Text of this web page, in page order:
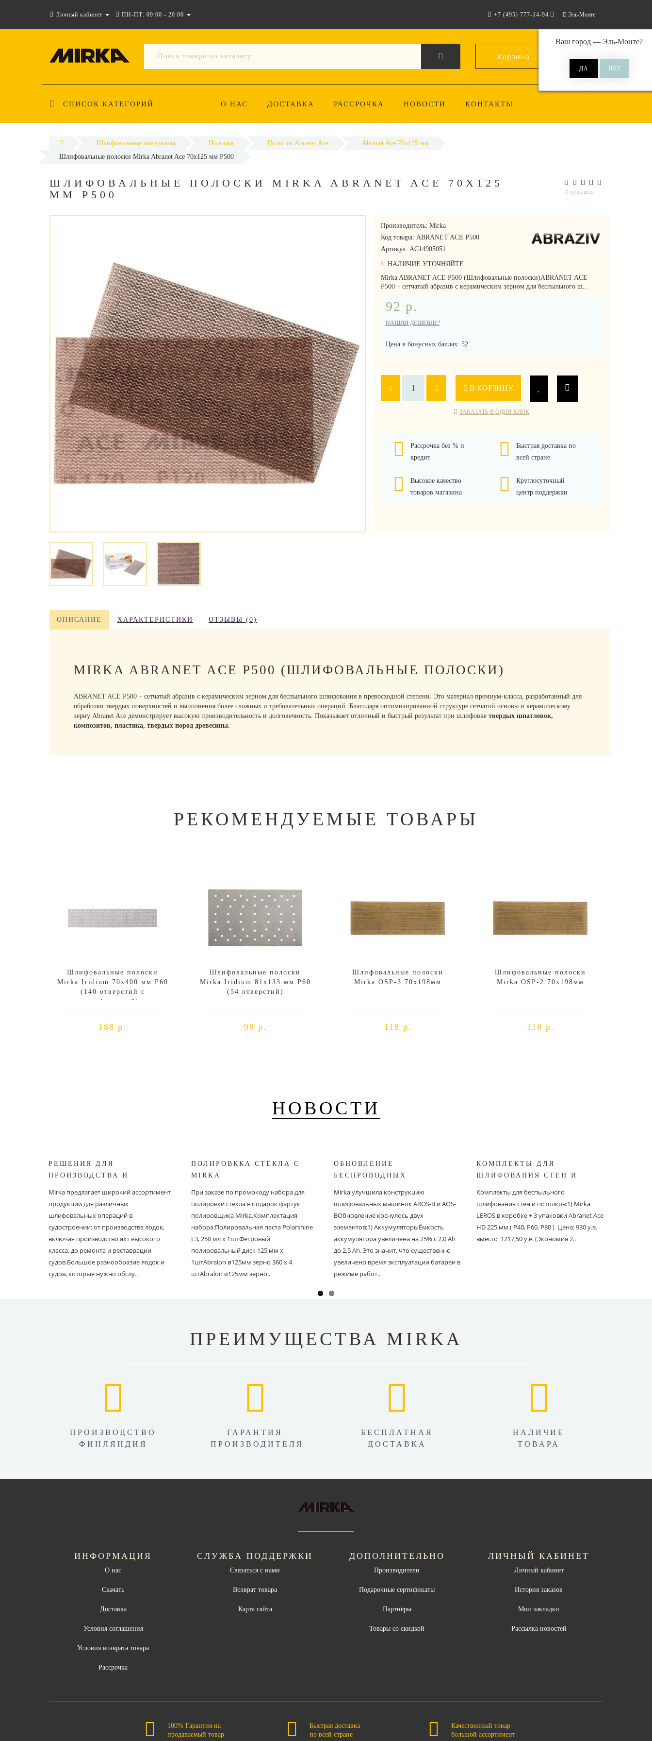
Личный кабинет ПН-ПТ: 09:00 - 20:00 Эль-Монте
Ваш город — Эль-Монте?
+7 (495) 777-14-94
Корзина 0
СПИСОК КАТЕГОРИЙ О НАС ДОСТАВКА РАССРОЧКА НОВОСТИ КОНТАКТЫ
Шлифовальные материалы Полоски Полоски Abranet Ace
Abranet Ace 70x125 мм
Шлифовальные полоски Mirka Abranet Ace 70х125 мм P500
ШЛИФОВАЛЬНЫЕ ПОЛОСКИ MIRKA ABRANET ACE 70Х125
ММ P500
0 отзывов
Производитель: Mirka
Код товара: ABRANET ACE P500
Артикул: AC14905051
НАЛИЧИЕ УТОЧНЯЙТЕ
Mirka ABRANET ACE P500 (Шлифовальные полоски)ABRANET ACE
P500 – сетчатый абразив с керамическим зерном для беспыльного ш..
92 р.
НАШЛИ ДЕШЕВЛЕ?
Цена в бонусных баллах: 52
В КОРЗИНУ
ЗАКАЗАТЬ В ОДИН КЛИК
Рассрочка без % и
кредит
Быстрая доставка по
всей стране
Высокое качество
товаров магазина
Круглосуточный
центр поддержки
ОПИСАНИЕ ХАРАКТЕРИСТИКИ ОТЗЫВЫ (0)
MIRKA ABRANET ACE P500 (ШЛИФОВАЛЬНЫЕ ПОЛОСКИ)
ABRANET ACE P500 – сетчатый абразив с керамическим зерном для беспыльного шлифования в превосходной степени. Это материал премиум-класса, разработанный для
обработки твердых поверхностей и выполнения более сложных и требовательных операций. Благодаря оптимизированной структуре сетчатой основы и керамическому
зерну Abranet Ace демонстрирует высокую производительность и долговечность. Показывает отличный и быстрый результат при шлифовке твердых шпатлевок,
композитов, пластика, твердых пород древесины.
РЕКОМЕНДУЕМЫЕ ТОВАРЫ
Шлифовальные полоски
Mirka Iridium 70х400 мм P60
(140 отверстий с
перфорацией)
188 р.
Шлифовальные полоски
Mirka Iridium 81x133 мм P60
(54 отверстий)
98 р.
Шлифовальные полоски
Mirka OSP-3 70x198мм
118 р.
Шлифовальные полоски
Mirka OSP-2 70x198мм
118 р.
НОВОСТИ
РЕШЕНИЯ ДЛЯ
ПРОИЗВОДСТВА И
Mirka предлагает широкий ассортимент
продукции для различных
шлифовальных операций в
судостроении: от производства лодок,
включая производство яхт высокого
класса, до ремонта и реставрации
судов.Большое разнообразие лодок и
судов, которые нужно обслу..
ПОЛИРОВККА СТЕКЛА С
MIRKA
При заказе по промокоду набора для
полировки стекла в подарок фартук
полировщика Mirka.Комплектация
набора:Полировальная паста Polarshine
E3, 250 мл х 1штФетровый
полировальный диск 125 мм х
1штAbralon ø125мм зерно 360 х 4
штAbralon ø125мм зерно..
ОБНОВЛЕНИЕ
БЕСПРОВОДНЫХ
Mirka улучшила конструкцию
шлифовальных машинок AROS-B и AOS-
BОбновление коснулось двух
элементов:1) АккумуляторыЁмкость
аккумулятора увеличена на 25% с 2,0 Ah
до 2,5 Ah. Это значит, что существенно
увеличено время эксплуатации батареи в
режиме работ..
КОМПЛЕКТЫ ДЛЯ
ШЛИФОВАНИЯ СТЕН И
Комплекты для беспыльного
шлифования стен и потолков:1) Mirka
LEROS в коробке + 3 упаковки Abranet Ace
HD 225 мм ( P40, P60, P80 ) Цена: 930 у.е.
вместо 1217,50 у.е. (Экономия 2..
ПРЕИМУЩЕСТВА MIRKA
ПРОИЗВОДСТВО
ФИНЛЯНДИЯ
ГАРАНТИЯ
ПРОИЗВОДИТЕЛЯ
БЕСПЛАТНАЯ
ДОСТАВКА
НАЛИЧИЕ
ТОВАРА
ИНФОРМАЦИЯ
О нас
Скачать
Доставка
Условия соглашения
Условия возврата товара
Рассрочка
СЛУЖБА ПОДДЕРЖКИ
Связаться с нами
Возврат товара
Карта сайта
ДОПОЛНИТЕЛЬНО
Производители
Подарочные сертификаты
Партнёры
Товары со скидкой
ЛИЧНЫЙ КАБИНЕТ
Личный кабинет
История заказов
Мои закладки
Рассылка новостей
100% Гарантия на
продаваемый товар
Быстрая доставка
по всей стране
Качественный товар
большой ассортимент